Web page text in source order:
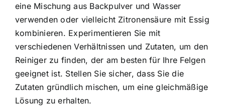
eine Mischung aus Backpulver und Wasser
verwenden oder vielleicht Zitronensäure mit Essig
kombinieren. Experimentieren Sie mit
verschiedenen Verhältnissen und Zutaten, um den
Reiniger zu finden, der am besten für Ihre Felgen
geeignet ist. Stellen Sie sicher, dass Sie die
Zutaten gründlich mischen, um eine gleichmäßige
Lösung zu erhalten.